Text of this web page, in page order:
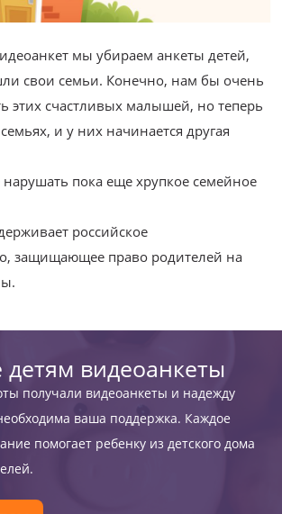
мы убираем анкеты детей,
свои семьи. Конечно, нам бы очень
этих счастливых малышей, но теперь
и у них начинается другая
пока еще хрупкое семейное
российское
защищающее право родителей на
детям видеоанкеты
получали видеоанкеты и надежду
ваша поддержка. Каждое
помогает ребенку из детского дома